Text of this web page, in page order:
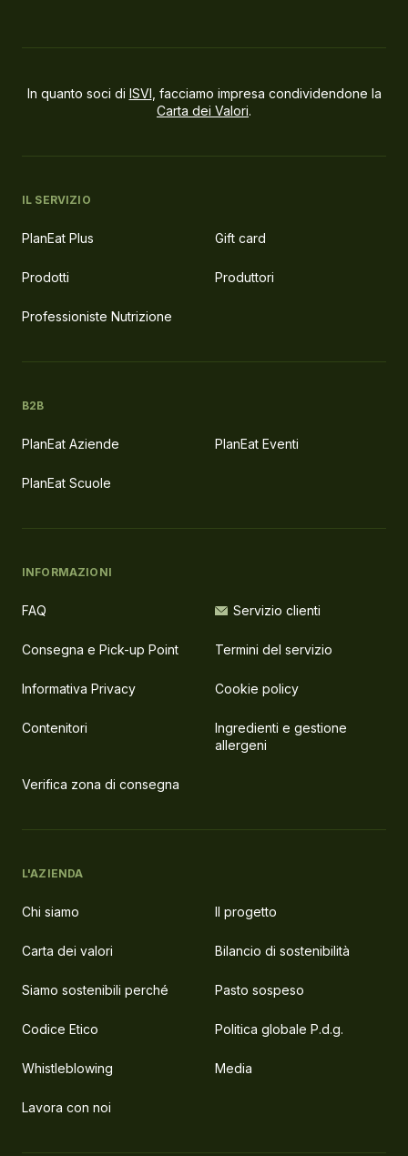
In quanto soci di ISVI , facciamo impresa condividendone la
Carta dei Valori.
IL SERVIZIO
PlanEat Plus Gift card
Prodotti Produttori
Professioniste Nutrizione
B2B
PlanEat Aziende PlanEat Eventi
PlanEat Scuole
INFORMAZIONI
FAQ Servizio clienti
Consegna e Pick-up Point Termini del servizio
Informativa Privacy Cookie policy
Contenitori
Ingredienti e gestione
allergeni
Verifica zona di consegna
L'AZIENDA
Chi siamo Il progetto
Carta dei valori Bilancio di sostenibilità
Siamo sostenibili perché Pasto sospeso
Codice Etico Politica globale P.d.g.
Whistleblowing Media
Lavora con noi